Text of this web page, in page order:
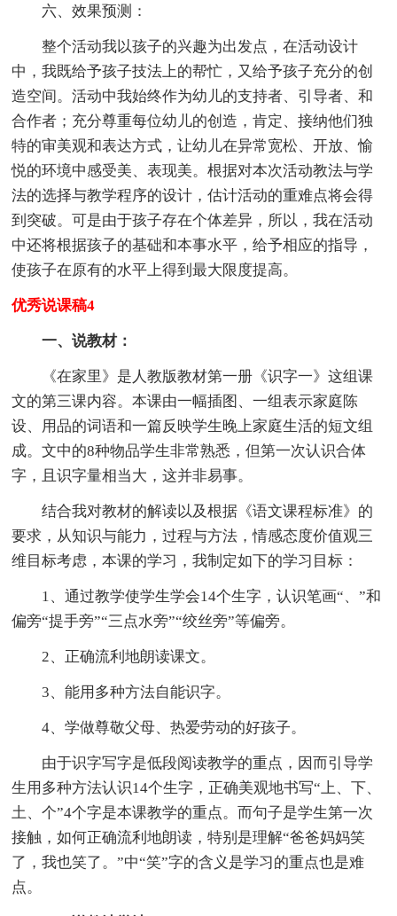
六、效果预测：
整个活动我以孩子的兴趣为出发点，在活动设计
中，我既给予孩子技法上的帮忙，又给予孩子充分的创
造空间。活动中我始终作为幼儿的支持者、引导者、和
合作者；充分尊重每位幼儿的创造，肯定、接纳他们独
特的审美观和表达方式，让幼儿在异常宽松、开放、愉
悦的环境中感受美、表现美。根据对本次活动教法与学
法的选择与教学程序的设计，估计活动的重难点将会得
到突破。可是由于孩子存在个体差异，所以，我在活动
中还将根据孩子的基础和本事水平，给予相应的指导，
使孩子在原有的水平上得到最大限度提高。
优秀说课稿4
一、说教材：
《在家里》是人教版教材第一册《识字一》这组课
文的第三课内容。本课由一幅插图、一组表示家庭陈
设、用品的词语和一篇反映学生晚上家庭生活的短文组
成。文中的8种物品学生非常熟悉，但第一次认识合体
字，且识字量相当大，这并非易事。
结合我对教材的解读以及根据《语文课程标准》的
要求，从知识与能力，过程与方法，情感态度价值观三
维目标考虑，本课的学习，我制定如下的学习目标：
1、通过教学使学生学会14个生字，认识笔画“、”和
偏旁“提手旁”“三点水旁”“绞丝旁”等偏旁。
2、正确流利地朗读课文。
3、能用多种方法自能识字。
4、学做尊敬父母、热爱劳动的好孩子。
由于识字写字是低段阅读教学的重点，因而引导学
生用多种方法认识14个生字，正确美观地书写“上、下、
土、个”4个字是本课教学的重点。而句子是学生第一次
接触，如何正确流利地朗读，特别是理解“爸爸妈妈笑
了，我也笑了。”中“笑”字的含义是学习的重点也是难
点。